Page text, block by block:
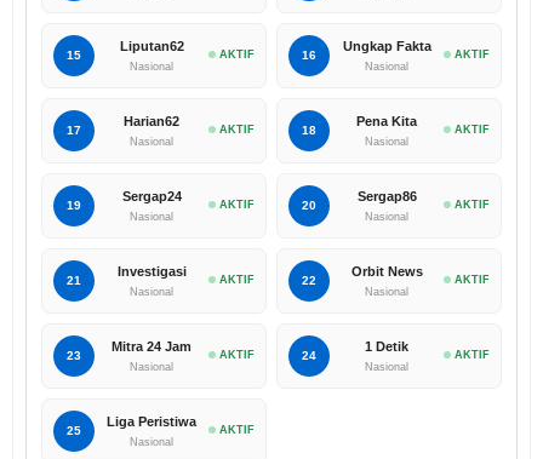
15
Liputan62
Nasional
AKTIF 16
Ungkap Fakta
Nasional
AKTIF
17
Harian62
Nasional
AKTIF 18
Pena Kita
Nasional
AKTIF
19
Sergap24
Nasional
AKTIF 20
Sergap86
Nasional
AKTIF
21
Investigasi
Nasional
AKTIF 22
Orbit News
Nasional
AKTIF
23
Mitra 24 Jam
Nasional
AKTIF 24
1 Detik
Nasional
AKTIF
25
Liga Peristiwa
Nasional
AKTIF